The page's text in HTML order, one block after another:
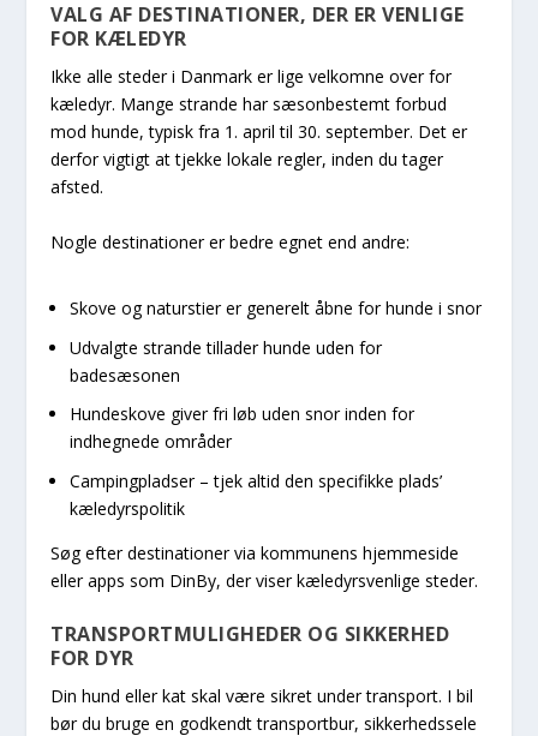
VALG AF DESTINATIONER, DER ER VENLIGE
FOR KÆLEDYR
Ikke alle steder i Danmark er lige velkomne over for
kæledyr. Mange strande har sæsonbestemt forbud
mod hunde, typisk fra 1. april til 30. september. Det er
derfor vigtigt at tjekke lokale regler, inden du tager
afsted.
Nogle destinationer er bedre egnet end andre:
Skove og naturstier er generelt åbne for hunde i snor
Udvalgte strande tillader hunde uden for
badesæsonen
Hundeskove giver fri løb uden snor inden for
indhegnede områder
Campingpladser – tjek altid den specifikke plads’
kæledyrspolitik
Søg efter destinationer via kommunens hjemmeside
eller apps som DinBy, der viser kæledyrsvenlige steder.
TRANSPORTMULIGHEDER OG SIKKERHED
FOR DYR
Din hund eller kat skal være sikret under transport. I bil
bør du bruge en godkendt transportbur, sikkerhedssele